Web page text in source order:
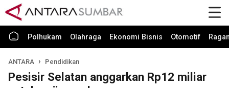
Polhukam Olahraga Ekonomi Bisnis Otomotif
ANTARA Pendidikan
Pesisir Selatan anggarkan Rp12 miliar